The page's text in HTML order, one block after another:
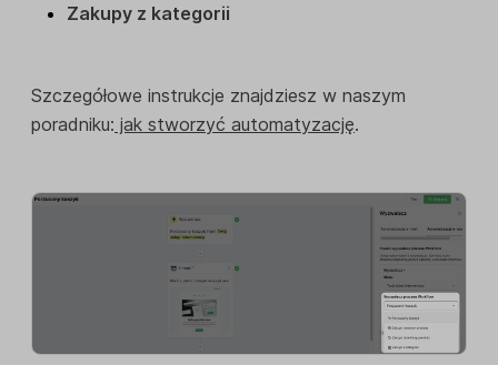
Zakupy z kategorii
Szczegółowe instrukcje znajdziesz w naszym
poradniku: jak stworzyć automatyzację.